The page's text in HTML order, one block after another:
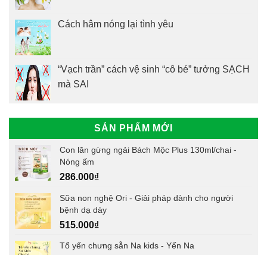
Cách hâm nóng lại tình yêu
“Vạch trần” cách vệ sinh “cô bé” tưởng SẠCH
mà SAI
SẢN PHẨM MỚI
Con lăn gừng ngải Bách Mộc Plus 130ml/chai -
Nóng ấm
286.000₫
Sữa non nghệ Ori - Giải pháp dành cho người
bệnh dạ dày
515.000₫
Tổ yến chưng sẵn Na kids - Yến Na